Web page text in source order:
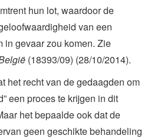
hun lot, waardoor de
van een
in gevaar zou komen. Zie
(18393/09) (28/10/2014).
het recht van de gedaagden om
een proces te krijgen in dit
het bepaalde ook dat de
geen geschikte behandeling